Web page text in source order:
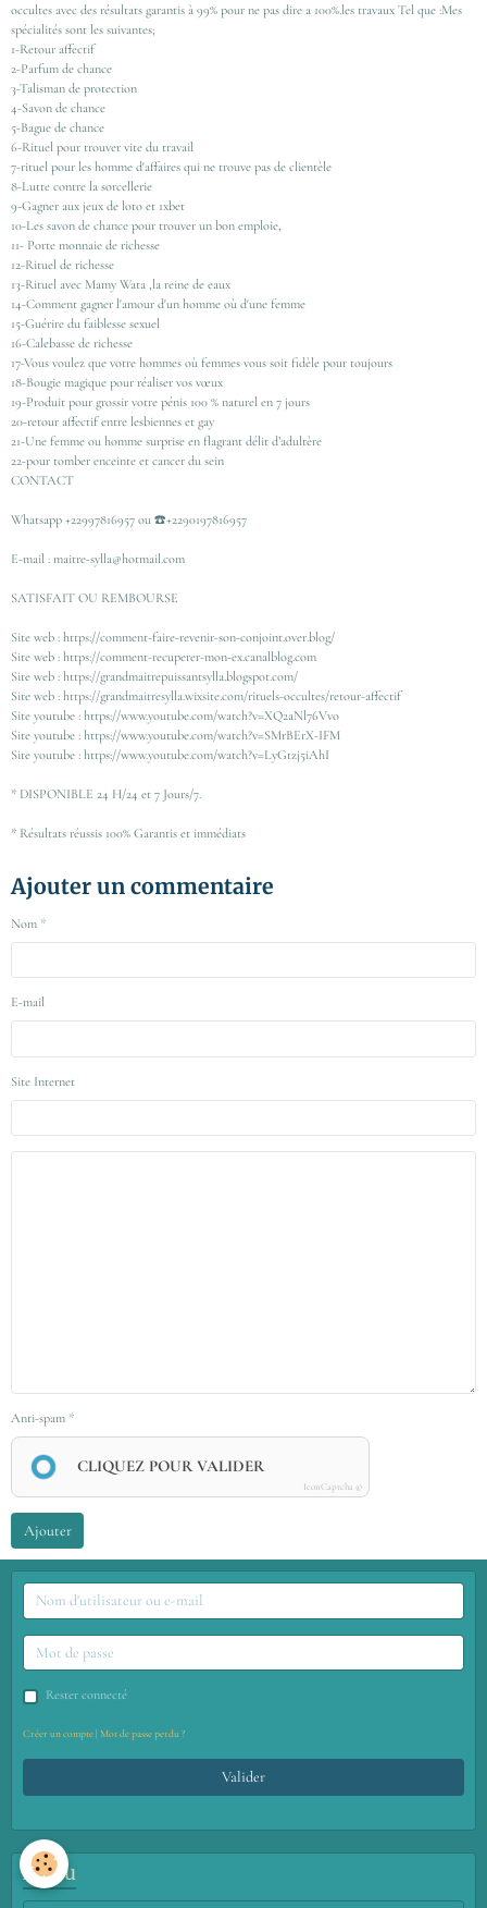
occultes avec des résultats garantis à 99% pour ne pas dire a 100%.les travaux Tel que :Mes
spécialités sont les suivantes;
1-Retour affectif
2-Parfum de chance
3-Talisman de protection
4-Savon de chance
5-Bague de chance
6-Rituel pour trouver vite du travail
7-rituel pour les homme d'affaires qui ne trouve pas de clientèle
8-Lutte contre la sorcellerie
9-Gagner aux jeux de loto et 1xbet
10-Les savon de chance pour trouver un bon emploie,
11- Porte monnaie de richesse
12-Rituel de richesse
13-Rituel avec Mamy Wata ,la reine de eaux
14-Comment gagner l'amour d'un homme où d'une femme
15-Guérire du faiblesse sexuel
16-Calebasse de richesse
17-Vous voulez que votre hommes où femmes vous soit fidèle pour toujours
18-Bougie magique pour réaliser vos vœux
19-Produit pour grossir votre pénis 100 % naturel en 7 jours
20-retour affectif entre lesbiennes et gay
21-Une femme ou homme surprise en flagrant délit d’adultère
22-pour tomber enceinte et cancer du sein
CONTACT
Whatsapp +22997816957 ou ☎️+2290197816957
E-mail : maitre-sylla@hotmail.com
SATISFAIT OU REMBOURSE
Site web : https://comment-faire-revenir-son-conjoint.over.blog/
Site web : https://comment-recuperer-mon-ex.canalblog.com
Site web : https://grandmaitrepuissantsylla.blogspot.com/
Site web : https://grandmaitresylla.wixsite.com/rituels-occultes/retour-affectif
Site youtube : https://www.youtube.com/watch?v=XQ2aNl76Vvo
Site youtube : https://www.youtube.com/watch?v=SMrBErX-IFM
Site youtube : https://www.youtube.com/watch?v=LyGtzj5iAhI
* DISPONIBLE 24 H/24 et 7 Jours/7.
* Résultats réussis 100% Garantis et immédiats
Ajouter un commentaire
Nom
E-mail
Site Internet
Anti-spam
CLIQUEZ POUR VALIDER
IconCaptcha ©
Ajouter
Rester connecté
Créer un compte| Mot de passe perdu ?
Valider
Menu